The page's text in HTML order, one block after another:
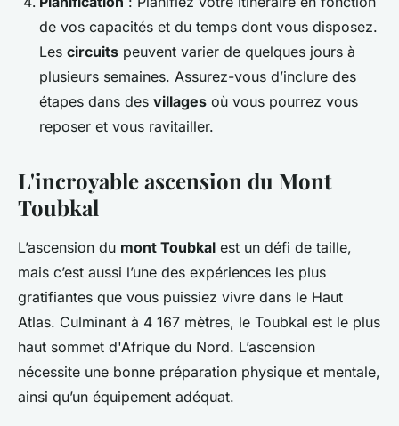
de vos capacités et du temps dont vous disposez.
Les circuits peuvent varier de quelques jours à
plusieurs semaines. Assurez-vous d’inclure des
étapes dans des villages où vous pourrez vous
reposer et vous ravitailler.
L'incroyable ascension du Mont
Toubkal
L’ascension du mont Toubkal est un défi de taille,
mais c’est aussi l’une des expériences les plus
gratifiantes que vous puissiez vivre dans le Haut
Atlas. Culminant à 4 167 mètres, le Toubkal est le plus
haut sommet d'Afrique du Nord. L’ascension
nécessite une bonne préparation physique et mentale,
ainsi qu’un équipement adéquat.